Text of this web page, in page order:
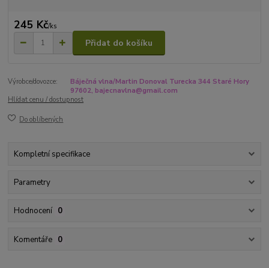
245 Kč/ks
Přidat do košíku
Výrobce/dovozce:
Báječná vlna/Martin Donoval Turecka 344 Staré Hory
97602, bajecnavlna@gmail.com
Hlídat cenu / dostupnost
Do oblíbených
Kompletní specifikace
Parametry
Hodnocení 0
Komentáře 0